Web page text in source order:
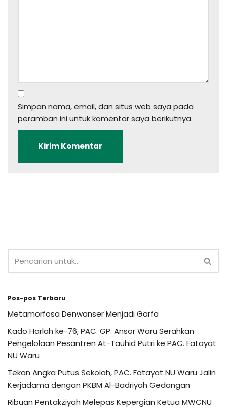
Simpan nama, email, dan situs web saya pada
peramban ini untuk komentar saya berikutnya.
Pos-pos Terbaru
Metamorfosa Denwanser Menjadi Garfa
Kado Harlah ke-76, PAC. GP. Ansor Waru Serahkan
Pengelolaan Pesantren At-Tauhid Putri ke PAC. Fatayat
NU Waru
Tekan Angka Putus Sekolah, PAC. Fatayat NU Waru Jalin
Kerjadama dengan PKBM Al-Badriyah Gedangan
Ribuan Pentakziyah Melepas Kepergian Ketua MWCNU